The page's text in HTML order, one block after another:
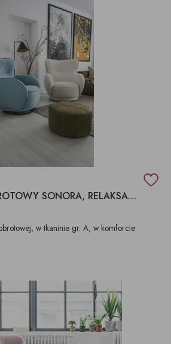
FOTEL BUJANO OBROTOWY SONORA, RELAKSACYJNY FOTEL
w tkaninie gr. A, w komforcie